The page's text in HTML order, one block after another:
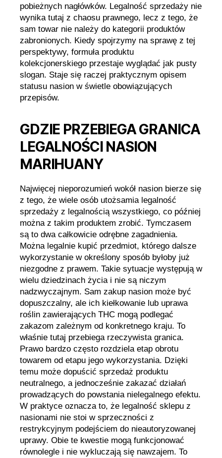
pobieżnych nagłówków. Legalność sprzedaży nie
wynika tutaj z chaosu prawnego, lecz z tego, że
sam towar nie należy do kategorii produktów
zabronionych. Kiedy spojrzymy na sprawę z tej
perspektywy, formuła produktu
kolekcjonerskiego przestaje wyglądać jak pusty
slogan. Staje się raczej praktycznym opisem
statusu nasion w świetle obowiązujących
przepisów.
GDZIE PRZEBIEGA GRANICA
LEGALNOŚCI NASION
MARIHUANY
Najwięcej nieporozumień wokół nasion bierze się
z tego, że wiele osób utożsamia legalność
sprzedaży z legalnością wszystkiego, co później
można z takim produktem zrobić. Tymczasem
są to dwa całkowicie odrębne zagadnienia.
Można legalnie kupić przedmiot, którego dalsze
wykorzystanie w określony sposób byłoby już
niezgodne z prawem. Takie sytuacje występują w
wielu dziedzinach życia i nie są niczym
nadzwyczajnym. Sam zakup nasion może być
dopuszczalny, ale ich kiełkowanie lub uprawa
roślin zawierających THC mogą podlegać
zakazom zależnym od konkretnego kraju. To
właśnie tutaj przebiega rzeczywista granica.
Prawo bardzo często rozdziela etap obrotu
towarem od etapu jego wykorzystania. Dzięki
temu może dopuścić sprzedaż produktu
neutralnego, a jednocześnie zakazać działań
prowadzących do powstania nielegalnego efektu.
W praktyce oznacza to, że legalność sklepu z
nasionami nie stoi w sprzeczności z
restrykcyjnym podejściem do nieautoryzowanej
uprawy. Obie te kwestie mogą funkcjonować
równolegle i nie wykluczają się nawzajem. To